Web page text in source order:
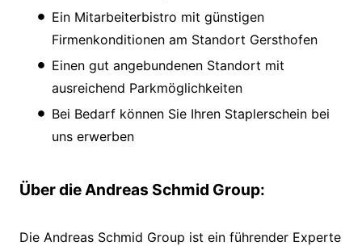
Ein Mitarbeiterbistro mit günstigen
Firmenkonditionen am Standort Gersthofen
Einen gut angebundenen Standort mit
ausreichend Parkmöglichkeiten
Bei Bedarf können Sie Ihren Staplerschein bei
uns erwerben
Über die Andreas Schmid Group:
Die Andreas Schmid Group ist ein führender Experte